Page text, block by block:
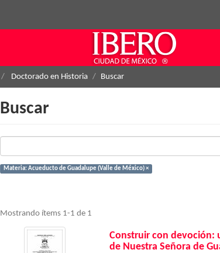
Doctorado en Historia Buscar
Buscar
Materia: Acueducto de Guadalupe (Valle de México) ×
Mostrando ítems 1-1 de 1
Construir con devoción:
de Nuestra Señora de